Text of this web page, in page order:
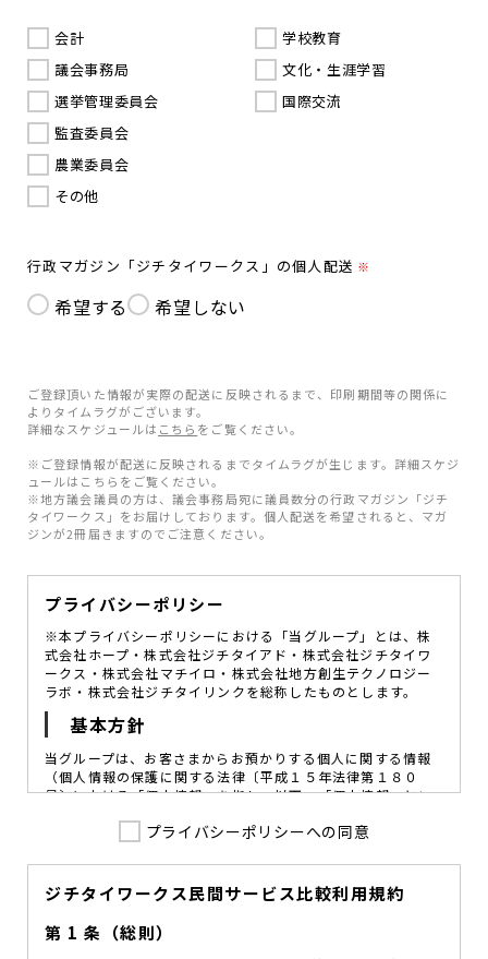
会計
議会事務局
選挙管理委員会
監査委員会
農業委員会
その他
学校教育
文化・生涯学習
国際交流
行政マガジン「ジチタイワークス」の個人配送 ※
希望する 希望しない
ご登録頂いた情報が実際の配送に反映されるまで、印刷期間等の関係に
よりタイムラグがございます。
詳細なスケジュールは こちら をご覧ください。
※ご登録情報が配送に反映されるまでタイムラグが生じます。詳細スケジ
ュールはこちらをご覧ください。
※地方議会議員の方は、議会事務局宛に議員数分の行政マガジン「ジチ
タイワークス」をお届けしております。個人配送を希望されると、マガ
ジンが2冊届きますのでご注意ください。
プライバシーポリシー
※本プライバシーポリシーにおける「当グループ」とは、株
式会社ホープ・株式会社ジチタイアド・株式会社ジチタイワ
ークス・株式会社マチイロ・株式会社地方創生テクノロジー
ラボ・株式会社ジチタイリンクを総称したものとします。
基本方針
当グループは、お客さまからお預かりする個人に関する情報
（個人情報の保護に関する法律〔平成１５年法律第１８０
号〕における「個人情報」を指し、以下、「個人情報」とい
図ることが、重要な社会的責務であると考えております。
を定め、役員及び従業員に個人情報保護の重要性の認識と取
組みを徹底させることによって、個人情報の適切な取り扱い
に努めてまいります。
プライバシーポリシーへの同意
ジチタイワークス民間サービス比較利用規約
第 1 条（総則）